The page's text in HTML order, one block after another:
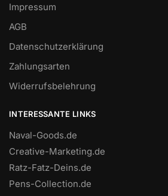
Impressum
AGB
Datenschutzerklärung
Zahlungsarten
Widerrufsbelehrung
INTERESSANTE LINKS
Naval-Goods.de
Creative-Marketing.de
Ratz-Fatz-Deins.de
Pens-Collection.de